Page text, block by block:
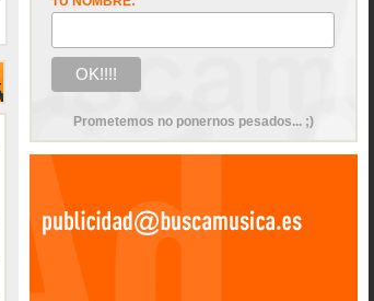
Prometemos no ponernos pesados... ;)